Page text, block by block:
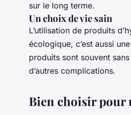
sur le long terme.
Un choix de vie sain
L’utilisation de produits
écologique, c’est aussi
produits sont souvent
d’autres complications.
Bien choisir pour